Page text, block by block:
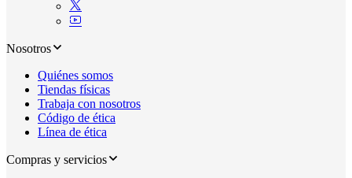
Nosotros
Quiénes somos
Tiendas físicas
Trabaja con nosotros
Código de ética
Línea de ética
Compras y servicios